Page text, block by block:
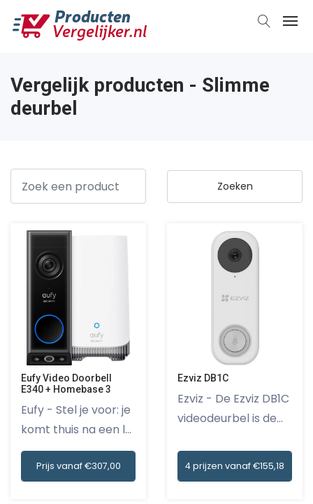
Vergelijk producten - Slimme
deurbel
Eufy Video Doorbell
E340 + Homebase 3
Eufy - Stel je voor: je
komt thuis na een l...
Prijs vanaf €307,00
Ezviz DB1C
Ezviz - De Ezviz DB1C
videodeurbel is de
4 prijzen vanaf €155,18